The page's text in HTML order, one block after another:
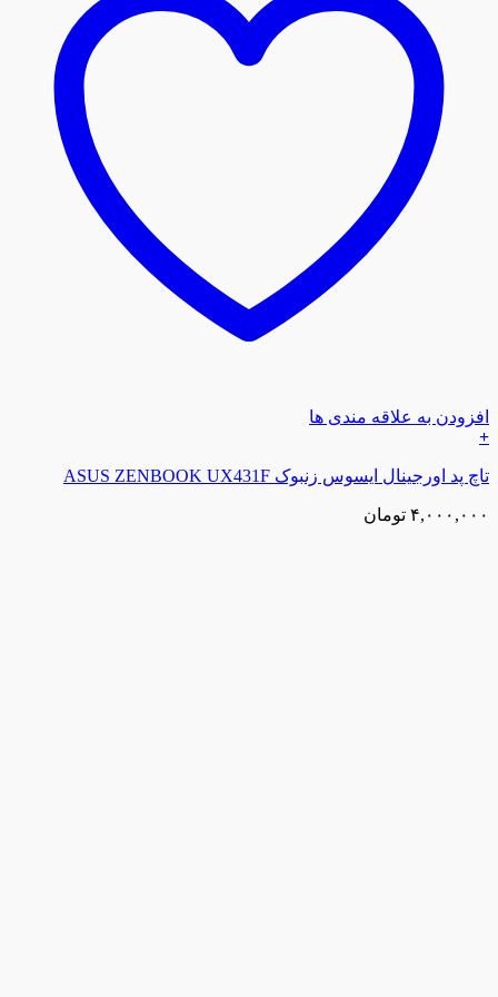
افزودن به علاقه مندی ها
+
تاچ پد اورجینال ایسوس زنبوک ASUS ZENBOOK UX431F
۴,۰۰۰,۰۰۰ تومان